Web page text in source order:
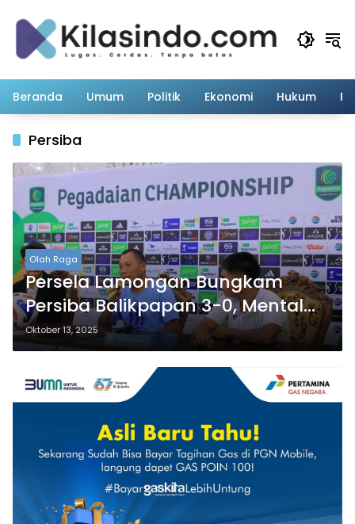
Beranda Umum Politik Ekonomi Hukum
Persiba
Olah Raga
Persela Lamongan Bungkam
Persiba Balikpapan 3-0, Mental
Tangguh Jadi Kunci Kemenangan
Oktober 13, 2025